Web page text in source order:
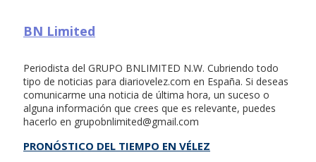
BN Limited
Periodista del GRUPO BNLIMITED N.W. Cubriendo todo
tipo de noticias para diariovelez.com en España. Si deseas
comunicarme una noticia de última hora, un suceso o
alguna información que crees que es relevante, puedes
hacerlo en grupobnlimited@gmail.com
PRONÓSTICO DEL TIEMPO EN VÉLEZ